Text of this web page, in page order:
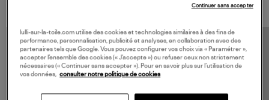
lulli-sur-la-toile.com utilise des cookies et technologies similaires à des fins de
performance, personnalisation, publicité et analyses, en collaboration avec des
partenaires tels que Google. Vous pouvez configurer vos choix via « Paramétrer »,
accepter l’ensemble des cookies (« J’accepte ») ou refuser ceux non strictement
nécessaires (« Continuer sans accepter »). Pour en savoir plus sur l’utilisation de
vos données, consulter notre politique de cookies
Continuer sans accepter